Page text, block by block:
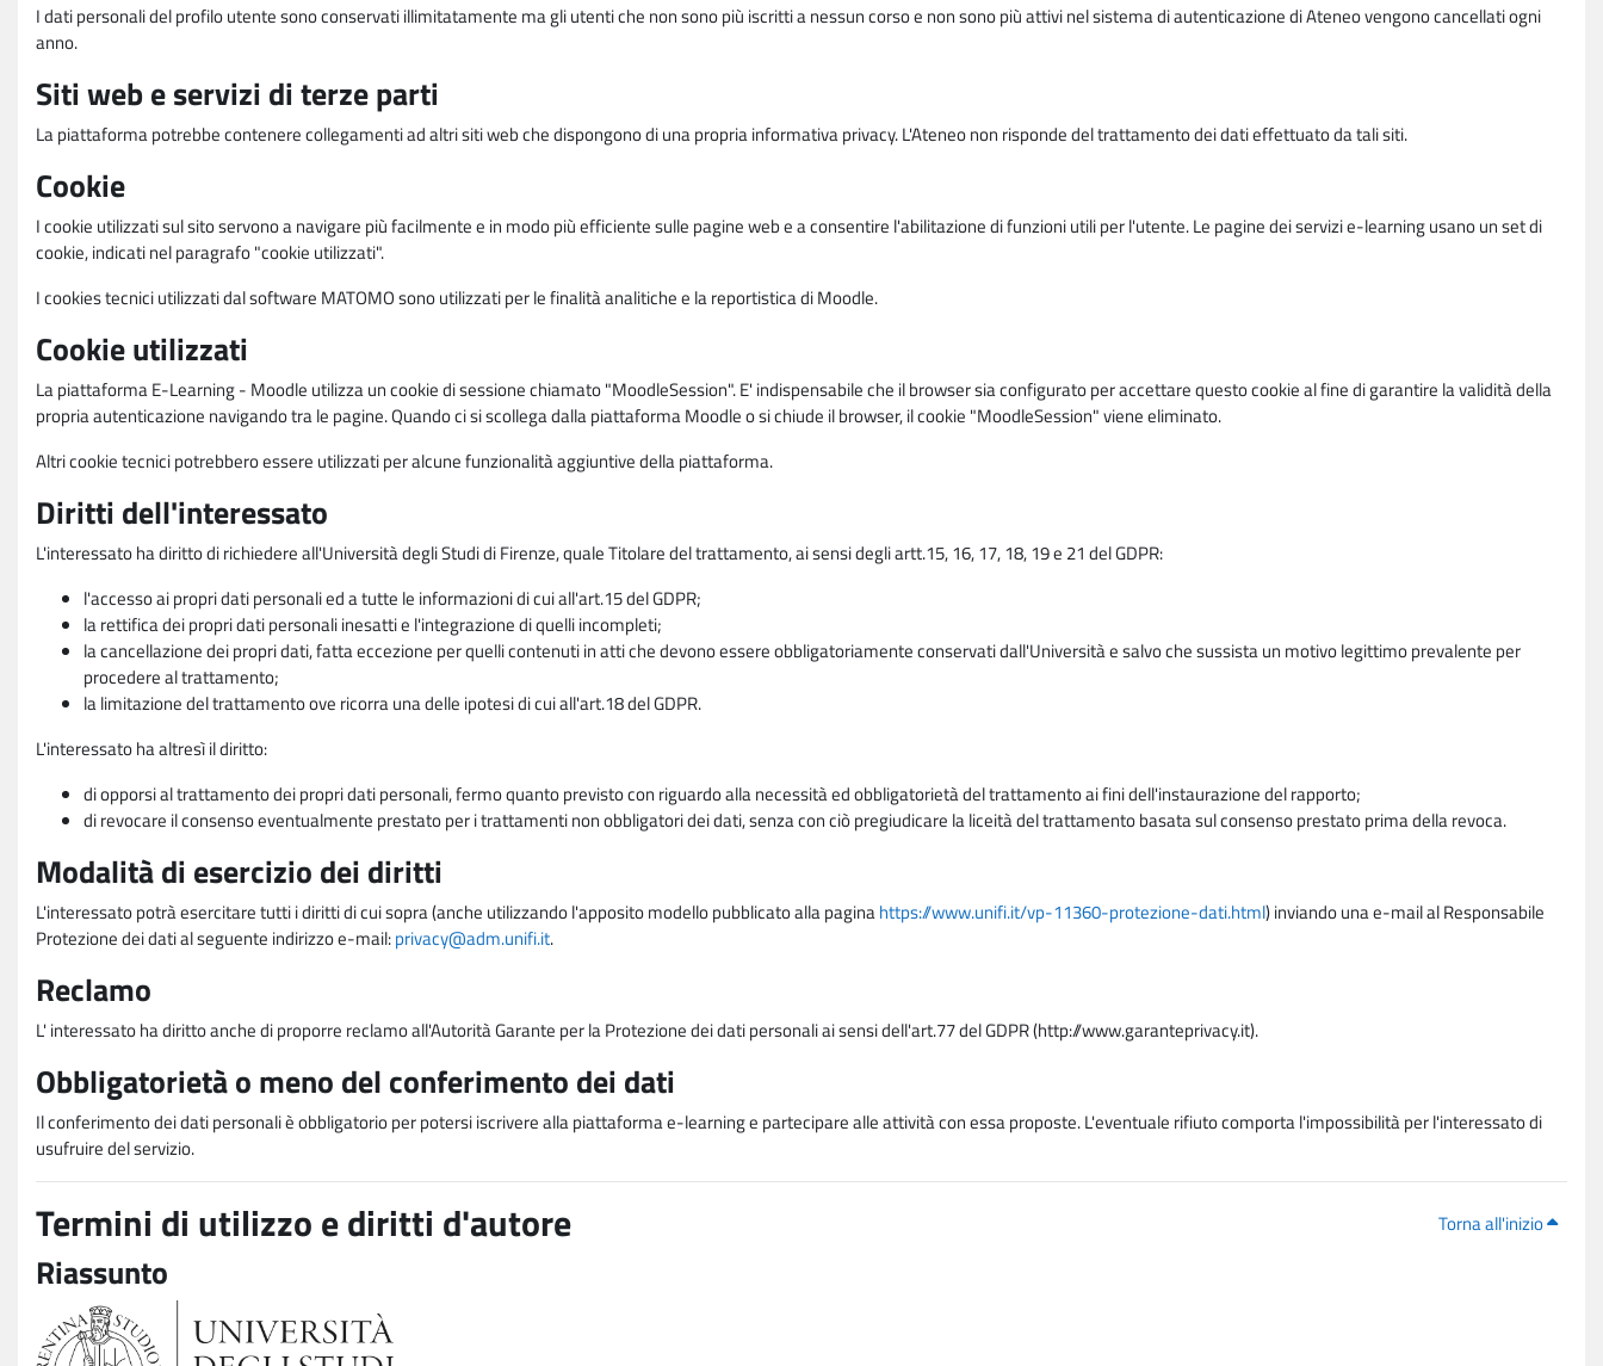
I dati personali del profilo utente sono conservati illimitatamente ma gli utenti che non sono più iscritti a nessun corso e non sono più attivi nel sistema di autenticazione di Ateneo vengono cancellati ogni
anno.
Siti web e servizi di terze parti
La piattaforma potrebbe contenere collegamenti ad altri siti web che dispongono di una propria informativa privacy. L'Ateneo non risponde del trattamento dei dati effettuato da tali siti.
Cookie
I cookie utilizzati sul sito servono a navigare più facilmente e in modo più efficiente sulle pagine web e a consentire l'abilitazione di funzioni utili per l'utente. Le pagine dei servizi e-learning usano un set di
cookie, indicati nel paragrafo "cookie utilizzati".
I cookies tecnici utilizzati dal software MATOMO sono utilizzati per le finalità analitiche e la reportistica di Moodle.
Cookie utilizzati
La piattaforma E-Learning - Moodle utilizza un cookie di sessione chiamato "MoodleSession". E' indispensabile che il browser sia configurato per accettare questo cookie al fine di garantire la validità della
propria autenticazione navigando tra le pagine. Quando ci si scollega dalla piattaforma Moodle o si chiude il browser, il cookie "MoodleSession" viene eliminato.
Altri cookie tecnici potrebbero essere utilizzati per alcune funzionalità aggiuntive della piattaforma.
Diritti dell'interessato
L'interessato ha diritto di richiedere all'Università degli Studi di Firenze, quale Titolare del trattamento, ai sensi degli artt.15, 16, 17, 18, 19 e 21 del GDPR:
l'accesso ai propri dati personali ed a tutte le informazioni di cui all'art.15 del GDPR;
la rettifica dei propri dati personali inesatti e l'integrazione di quelli incompleti;
la cancellazione dei propri dati, fatta eccezione per quelli contenuti in atti che devono essere obbligatoriamente conservati dall'Università e salvo che sussista un motivo legittimo prevalente per
procedere al trattamento;
la limitazione del trattamento ove ricorra una delle ipotesi di cui all'art.18 del GDPR.
L'interessato ha altresì il diritto:
di opporsi al trattamento dei propri dati personali, fermo quanto previsto con riguardo alla necessità ed obbligatorietà del trattamento ai fini dell'instaurazione del rapporto;
di revocare il consenso eventualmente prestato per i trattamenti non obbligatori dei dati, senza con ciò pregiudicare la liceità del trattamento basata sul consenso prestato prima della revoca.
Modalità di esercizio dei diritti
L'interessato potrà esercitare tutti i diritti di cui sopra (anche utilizzando l'apposito modello pubblicato alla paginahttps://www.unifi.it/vp-11360-protezione-dati.html) inviando una e-mail al Responsabile
Protezione dei dati al seguente indirizzo e-mail:privacy@adm.unifi.it.
Reclamo
L' interessato ha diritto anche di proporre reclamo all'Autorità Garante per la Protezione dei dati personali ai sensi dell'art.77 del GDPR (http://www.garanteprivacy.it).
Obbligatorietà o meno del conferimento dei dati
Il conferimento dei dati personali è obbligatorio per potersi iscrivere alla piattaforma e-learning e partecipare alle attività con essa proposte. L'eventuale rifiuto comporta l'impossibilità per l'interessato di
usufruire del servizio.
Torna all'inizio
Termini di utilizzo e diritti d'autore
Riassunto